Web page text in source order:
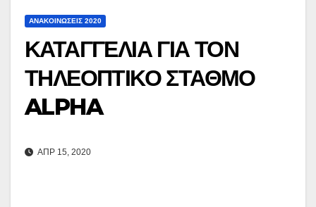
ΑΝΑΚΟΙΝΏΣΕΙΣ 2020
ΚΑΤΑΓΓΕΛΙΑ ΓΙΑ ΤΟΝ
ΤΗΛΕΟΠΤΙΚΟ ΣΤΑΘΜΟ
ALPHA
ΑΠΡ 15, 2020